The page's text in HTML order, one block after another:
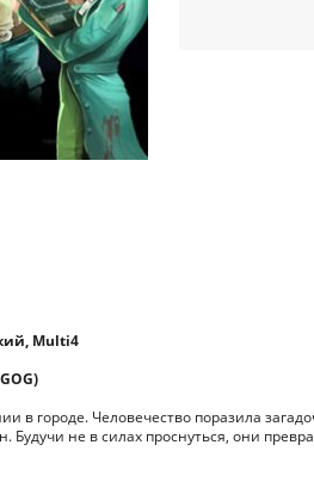
Multi4
в городе. Человечество поразила
Будучи не в силах проснуться, они